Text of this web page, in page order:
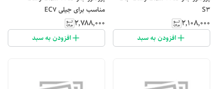
S3
۲٬۱۰۸٬۰۰۰
افزودن به سبد
مناسب برای جیلی EC7
۲٬۷۸۸٬۰۰۰
افزودن به سبد